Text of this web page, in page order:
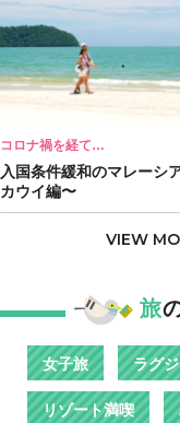
コロナ禍を経て…
入国条件緩和のマレーシ
カウイ編〜
VIEW
旅
女子旅 ラグ
リゾート満喫